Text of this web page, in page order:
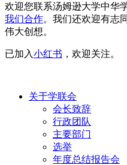
欢迎您联系汤姆逊大学中华
我们合作。我们还欢迎有志
伟大创想。
已加入小红书 ，欢迎关注。
关于学联会
会长致辞
行政团队
主要部门
选举
年度总结报告会